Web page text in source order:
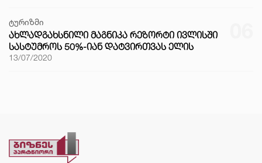
ტურიზმი
ᲐᲮᲚᲐᲓᲒᲐᲮᲡᲜᲘᲚᲘ ᲛᲐᲒᲜᲘᲙᲐ ᲠᲔᲖᲝᲠᲢᲘ ᲘᲕᲚᲘᲡᲨᲘ
ᲡᲐᲡᲢᲣᲛᲠᲝᲡ 50%-ᲘᲐᲜ ᲓᲐᲢᲕᲘᲠᲗᲕᲐᲡ ᲔᲚᲘᲡ
13/07/2020